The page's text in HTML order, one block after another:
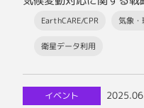
結について
EarthCARE/CPR 気象・
衛星データ利用
イベント